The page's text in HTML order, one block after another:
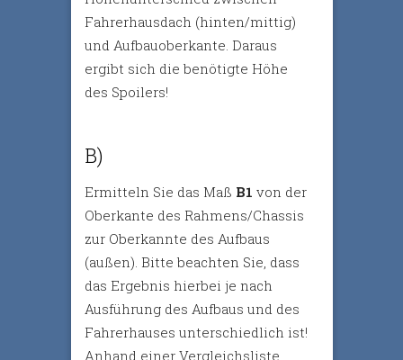
Fahrerhausdach (hinten/mittig)
und Aufbauoberkante. Daraus
ergibt sich die benötigte Höhe
des Spoilers!
B)
Ermitteln Sie das Maß B1 von der
Oberkante des Rahmens/Chassis
zur Oberkannte des Aufbaus
(außen). Bitte beachten Sie, dass
das Ergebnis hierbei je nach
Ausführung des Aufbaus und des
Fahrerhauses unterschiedlich ist!
Anhand einer Vergleichsliste